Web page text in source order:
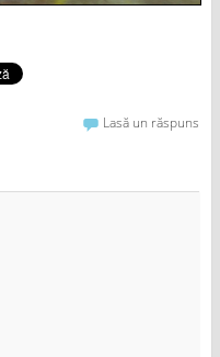
Lasă un răspuns